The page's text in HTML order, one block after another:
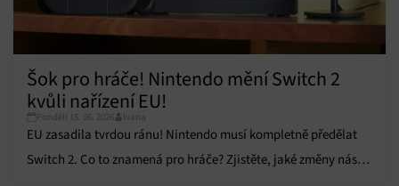
Šok pro hráče! Nintendo mění Switch 2
kvůli nařízení EU!
Pondělí 15. 06. 2026 Ivana
EU zasadila tvrdou ránu! Nintendo musí kompletně předělat
Switch 2. Co to znamená pro hráče? Zjistěte, jaké změny nás